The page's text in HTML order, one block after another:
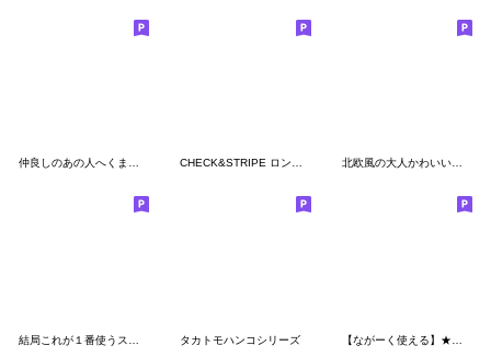
仲良しのあの人へくまちゃんからメッセージ CHECK&STRIPE ロンドンくまのスタンプ 北欧風の大人かわいいスタンプ
タカトモハンコシリーズ